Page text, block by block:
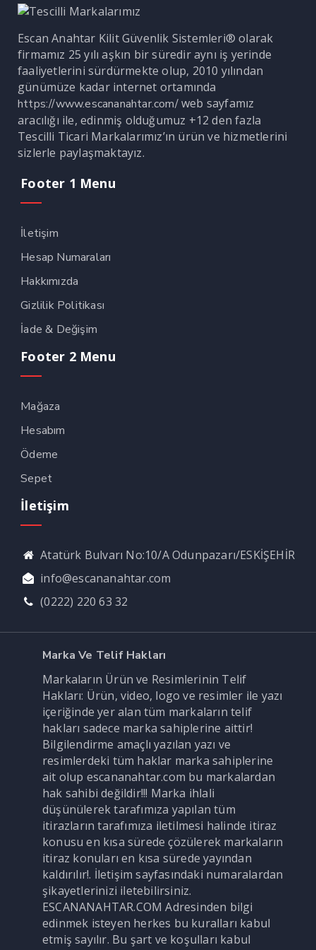
Escan Anahtar Kilit Güvenlik Sistemleri® olarak
firmamız 25 yılı aşkın bir süredir aynı iş yerinde
faaliyetlerini sürdürmekte olup, 2010 yılından
günümüze kadar internet ortamında
https://www.escananahtar.com/web sayfamız
aracılığı ile, edinmiş olduğumuz +12 den fazla
Tescilli Ticari Markalarımız’ın ürün ve hizmetlerini
sizlerle paylaşmaktayız.
Footer 1 Menu
İletişim
Hesap Numaraları
Hakkımızda
Gizlilik Politikası
İade & Değişim
Footer 2 Menu
Mağaza
Hesabım
Ödeme
Sepet
İletişim
Atatürk Bulvarı No:10/A Odunpazarı/ESKİŞEHİR
info@escananahtar.com
(0222) 220 63 32
Marka Ve Telif Hakları
Markaların Ürün ve Resimlerinin Telif
Hakları: Ürün, video, logo ve resimler ile yazı
içeriğinde yer alan tüm markaların telif
hakları sadece marka sahiplerine aittir!
Bilgilendirme amaçlı yazılan yazı ve
resimlerdeki tüm haklar marka sahiplerine
ait olup escananahtar.com bu markalardan
hak sahibi değildir!!! Marka ihlali
düşünülerek tarafımıza yapılan tüm
itirazların tarafımıza iletilmesi halinde itiraz
konusu en kısa sürede çözülerek markaların
itiraz konuları en kısa sürede yayından
kaldırılır!. İletişim sayfasındaki numaralardan
şikayetlerinizi iletebilirsiniz.
ESCANANAHTAR.COM Adresinden bilgi
edinmek isteyen herkes bu kuralları kabul
etmiş sayılır. Bu şart ve koşulları kabul